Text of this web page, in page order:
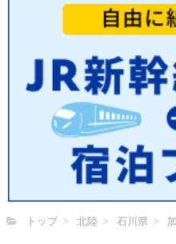
トップ 北陸 石川県